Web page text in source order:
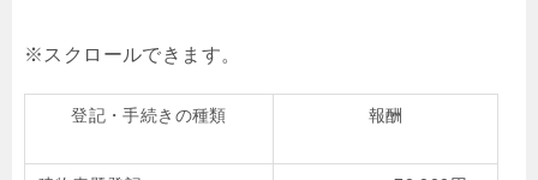
登記・手続きの種類 報酬